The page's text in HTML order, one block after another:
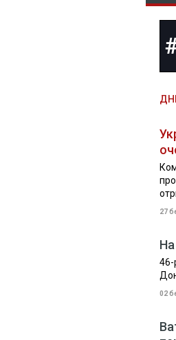
27
46-
02